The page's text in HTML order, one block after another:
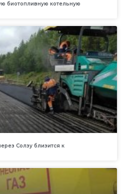
биотопливную котельную
Солзу близится к